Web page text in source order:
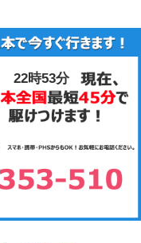
22時53分